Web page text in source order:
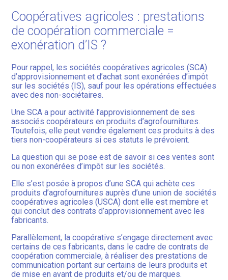
Coopératives agricoles : prestations
de coopération commerciale =
exonération d’IS ?
Pour rappel, les sociétés coopératives agricoles (SCA)
d’approvisionnement et d’achat sont exonérées d’impôt
sur les sociétés (IS), sauf pour les opérations effectuées
avec des non-sociétaires.
Une SCA a pour activité l’approvisionnement de ses
associés coopérateurs en produits d’agrofournitures.
Toutefois, elle peut vendre également ces produits à des
tiers non-coopérateurs si ces statuts le prévoient.
La question qui se pose est de savoir si ces ventes sont
ou non exonérées d’impôt sur les sociétés.
Elle s’est posée à propos d’une SCA qui achète ces
produits d’agrofournitures auprès d’une union de sociétés
coopératives agricoles (USCA) dont elle est membre et
qui conclut des contrats d’approvisionnement avec les
fabricants.
Parallèlement, la coopérative s’engage directement avec
certains de ces fabricants, dans le cadre de contrats de
coopération commerciale, à réaliser des prestations de
communication portant sur certains de leurs produits et
de mise en avant de produits et/ou de marques.